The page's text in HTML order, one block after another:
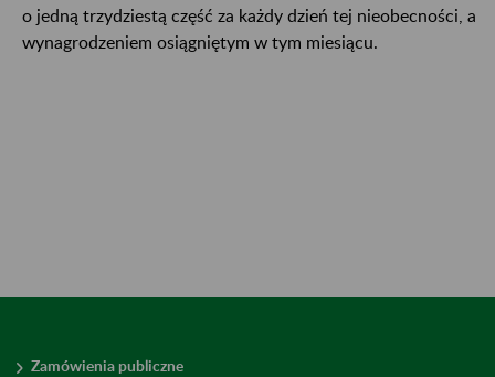
o jedną trzydziestą część za każdy dzień tej nieobecności, a
wynagrodzeniem osiągniętym w tym miesiącu.
Zamówienia publiczne